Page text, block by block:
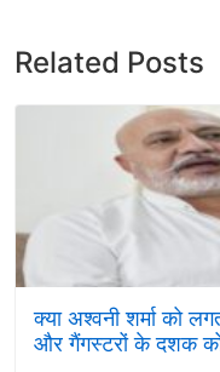
Related Posts
क्या अश्वनी शर्मा को
और गैंगस्टरों के दशक